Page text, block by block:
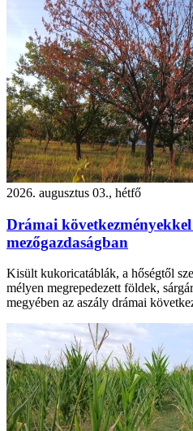
2026. augusztus 03., hétfő
Drámai
mezőgazdaságban
Kisült kukoricatáblák, a hőségtől
mélyen megrepedezett földek,
megyében az aszály drámai